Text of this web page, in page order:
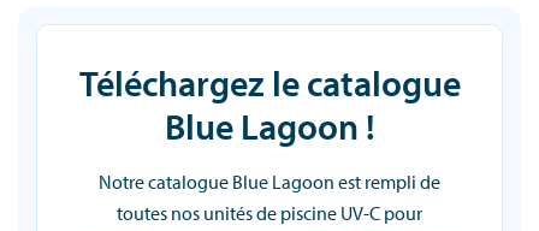
Téléchargez le catalogue
Blue Lagoon !
Notre catalogue Blue Lagoon est rempli de
toutes nos unités de piscine UV-C pour